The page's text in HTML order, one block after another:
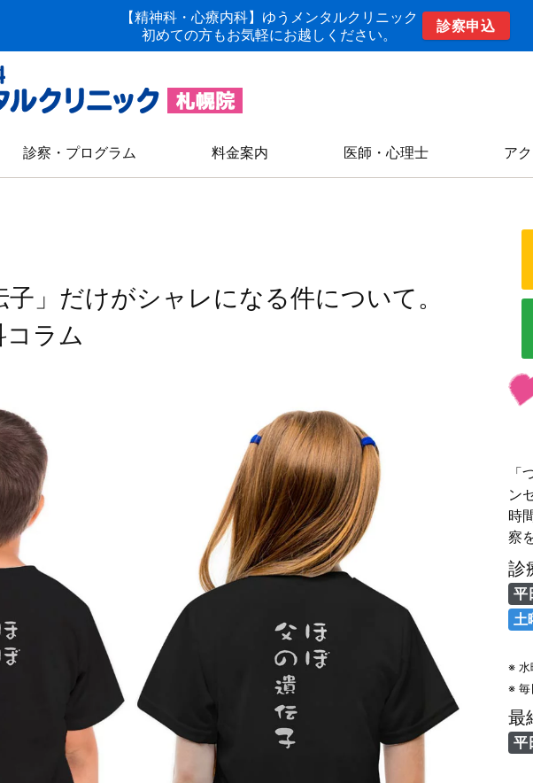
【精神科・心療内科】ゆうメンタルクリニック
初めての方もお気軽にお越しください。
診察申込
診察・プログラム 料金案内 医師・心理士 ア
子」だけがシャレになる件について。
コラム
「
ン
時
察
診
平
土
※ 水
※ 毎
最
平